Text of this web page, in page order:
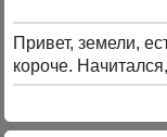
Привет, земели,
короче.